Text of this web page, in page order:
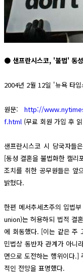
● 샌프란시스코, '불법' 동
2004년 2월 12일 '뉴욕 타
원문: http://
f.html (무료 회원 가입 후
샌프란시스코 시 당국자들
[동성 결혼을 불법화한 캘리
조치를 취한 공무원들은 앞
밝혔다.
한편 메서추세츠주의 입법
union)는 허용하되 법적 결
에 회동했다. [이는 같은 주
민법상 동반자 관계가 아니
면으로 도전하는 행위이다.]
적인 전망을 표명했다.